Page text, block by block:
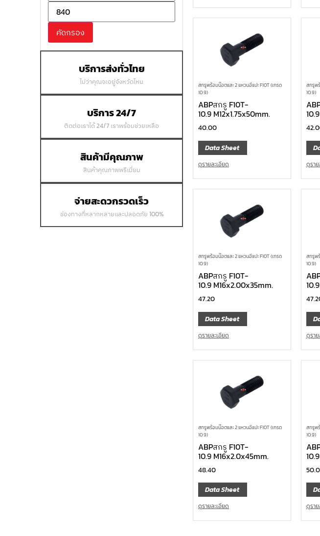
คัดกรอง
บริการส่งทั่วไทย
ไม่ว่าคุณจะอยู่จังหวัดไหน
บริการ 24/7
ติดต่อเราได้ 24/7 เราพร้อมช่วยเหลือ
สินค้ามีคุณภาพ
สินค้าคุณภาพพรีเมี่ยม
จ่ายสะดวกรวดเร็ว
ช่องทางที่หลากหลายและปลอดภัย 100%
สกรูพร้อมน๊อตและ 2 แหวนอีแปะ F10T (เกรด
10.9)
ABPสกรู F10T-
10.9 M12x1.75x50mm.
40.00
Data Sheet
ดูรายละเอียด
สกรูพ
10.9)
ดูรา
สกรูพร้อมน๊อตและ 2 แหวนอีแปะ F10T (เกรด
10.9)
ABPสกรู F10T-
10.9 M16x2.00x35mm.
47.20
Data Sheet
ดูรายละเอียด
สกรูพ
10.9)
ดูรา
สกรูพร้อมน๊อตและ 2 แหวนอีแปะ F10T (เกรด
10.9)
ABPสกรู F10T-
10.9 M16x2.0x45mm.
48.40
Data Sheet
ดูรายละเอียด
สกรูพ
10.9)
ดูรา